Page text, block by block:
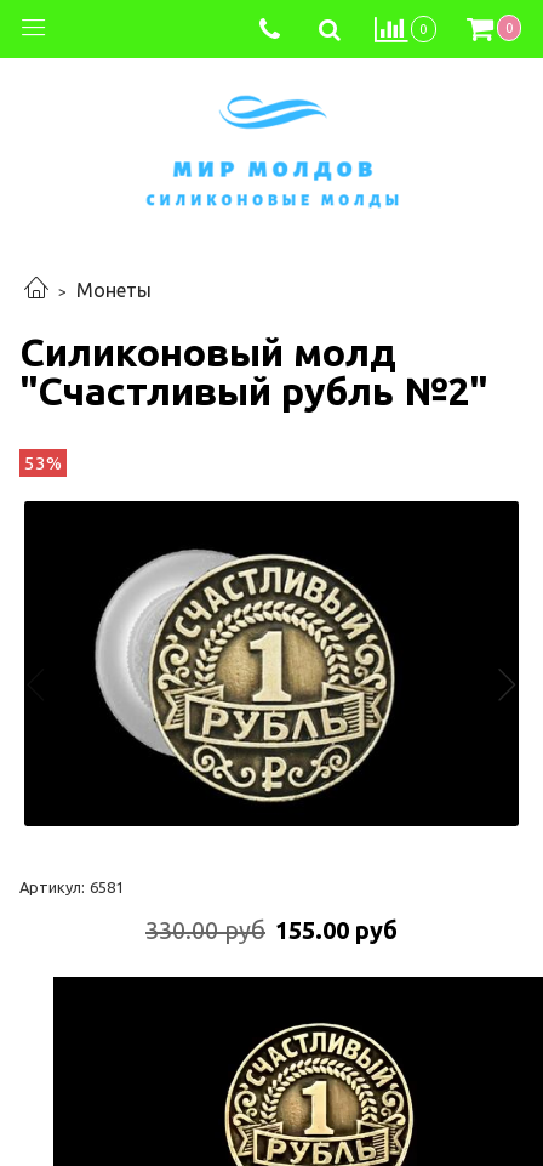
0 0
Монеты
Силиконовый молд
"Счастливый рубль №2"
53%
Артикул: 6581
330.00 руб 155.00 руб